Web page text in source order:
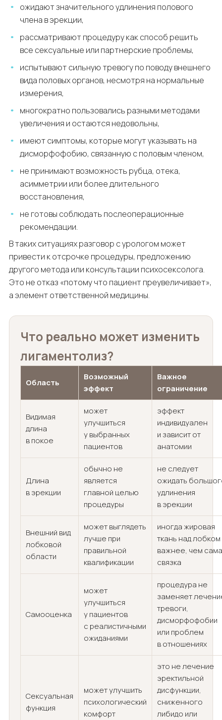
ожидают значительного удлинения полового
члена в эрекции,
рассматривают процедуру как способ решить
все сексуальные или партнерские проблемы,
испытывают сильную тревогу по поводу внешнего
вида половых органов, несмотря на нормальные
измерения,
многократно пользовались разными методами
увеличения и остаются недовольны,
имеют симптомы, которые могут указывать на
дисморфофобию, связанную с половым членом,
не принимают возможность рубца, отека,
асимметрии или более длительного
восстановления,
не готовы соблюдать послеоперационные
рекомендации.
В таких ситуациях разговор с урологом может
привести к отсрочке процедуры, предложению
другого метода или консультации психосексолога.
Это не отказ «потому что пациент преувеличивает»,
а элемент ответственной медицины.
Что реально может изменить
лигаментолиз?
Область
Возможный
эффект
Важное
ограничение
Видимая
длина
в покое
может
улучшиться
у выбранных
пациентов
эффект
индивидуален
и зависит от
анатомии
Длина
в эрекции
обычно не
является
главной целью
процедуры
не следует
ожидать
удлинения
в эрекции
Внешний вид
лобковой
области
может выглядеть
лучше при
правильной
квалификации
иногда жировая
ткань над лобком
важнее, чем сама
связка
Самооценка
может
улучшиться
у пациентов
с реалистичными
ожиданиями
процедура не
заменяет
тревоги,
дисморфофобии
или проблем
в отношениях
Сексуальная
функция
может улучшить
психологический
комфорт
это не лечение
эректильной
дисфункции,
сниженного
либидо или